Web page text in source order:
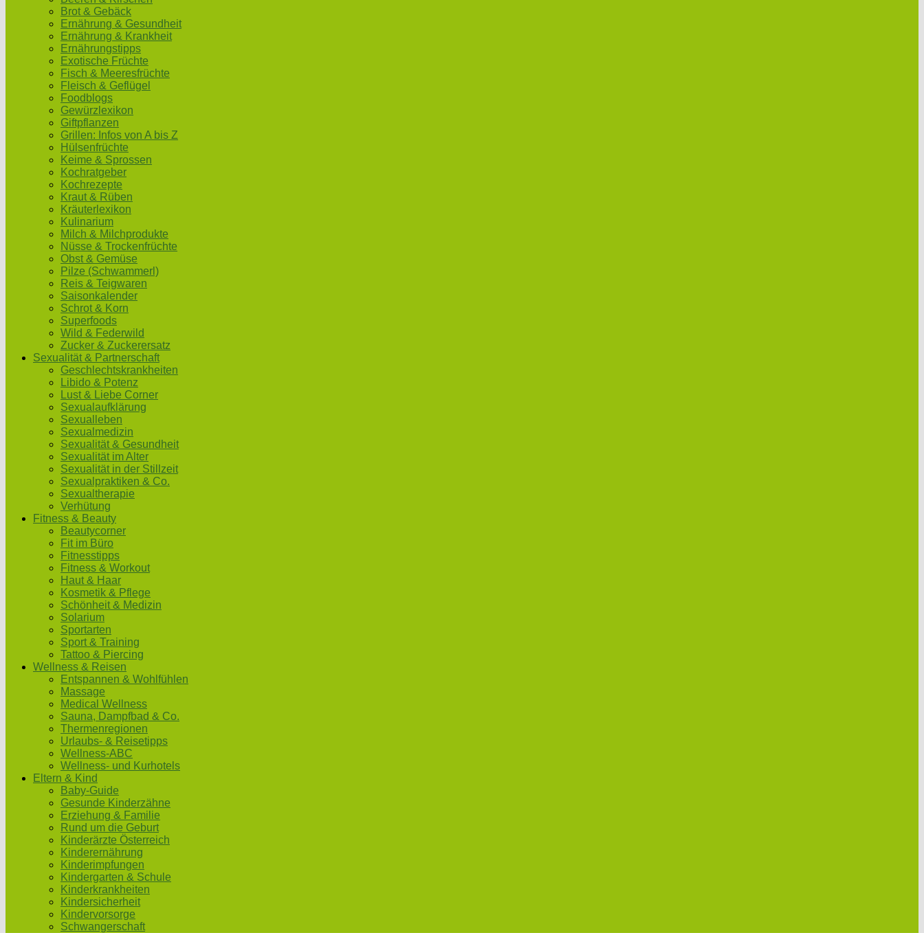
Brot & Gebäck
Ernährung & Gesundheit
Ernährung & Krankheit
Ernährungstipps
Exotische Früchte
Fisch & Meeresfrüchte
Fleisch & Geflügel
Foodblogs
Gewürzlexikon
Giftpflanzen
Grillen: Infos von A bis Z
Hülsenfrüchte
Keime & Sprossen
Kochratgeber
Kochrezepte
Kraut & Rüben
Kräuterlexikon
Kulinarium
Milch & Milchprodukte
Nüsse & Trockenfrüchte
Obst & Gemüse
Pilze (Schwammerl)
Reis & Teigwaren
Saisonkalender
Schrot & Korn
Superfoods
Wild & Federwild
Zucker & Zuckerersatz
Sexualität & Partnerschaft
Geschlechtskrankheiten
Libido & Potenz
Lust & Liebe Corner
Sexualaufklärung
Sexualleben
Sexualmedizin
Sexualität & Gesundheit
Sexualität im Alter
Sexualität in der Stillzeit
Sexualpraktiken & Co.
Sexualtherapie
Verhütung
Fitness & Beauty
Beautycorner
Fit im Büro
Fitnesstipps
Fitness & Workout
Haut & Haar
Kosmetik & Pflege
Schönheit & Medizin
Solarium
Sportarten
Sport & Training
Tattoo & Piercing
Wellness & Reisen
Entspannen & Wohlfühlen
Massage
Medical Wellness
Sauna, Dampfbad & Co.
Thermenregionen
Urlaubs- & Reisetipps
Wellness-ABC
Wellness- und Kurhotels
Eltern & Kind
Baby-Guide
Gesunde Kinderzähne
Erziehung & Familie
Rund um die Geburt
Kinderärzte Österreich
Kinderernährung
Kinderimpfungen
Kindergarten & Schule
Kinderkrankheiten
Kindersicherheit
Kindervorsorge
Schwangerschaft